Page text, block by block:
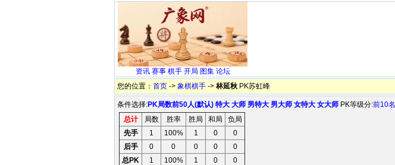
资讯 赛事 棋手 开局 图集 论坛
您的位置： 首页 -> 象棋棋手 -> 林延秋 PK苏虹峰
条件选择:PK局数前50人(默认) 特大 大师 男特大 男大师 女特大 女大师 PK等级分:前10名
总计
局数 胜率 胜局 和局
负局
先手
1 100% 1 0
0
后手
0 0 0 0
0
总PK
1 100% 1 0
0